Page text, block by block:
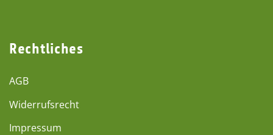
Rechtliches
AGB
Widerrufsrecht
Impressum